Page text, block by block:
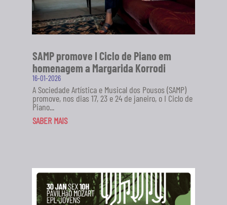
SAMP promove I Ciclo de Piano em
homenagem a Margarida Korrodi
16-01-2026
A Sociedade Artística e Musical dos Pousos (SAMP)
promove, nos dias 17, 23 e 24 de janeiro, o I Ciclo de
Piano...
SABER MAIS